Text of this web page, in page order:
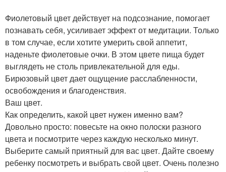
Фиолетовый цвет действует на подсознание, помогает
познавать себя, усиливает эффект от медитации. Только
в том случае, если хотите умерить свой аппетит,
наденьте фиолетовые очки. В этом цвете пища будет
выглядеть не столь привлекательной для еды.
Бирюзовый цвет дает ощущение расслабленности,
освобождения и благоденствия.
Ваш цвет.
Как определить, какой цвет нужен именно вам?
Довольно просто: повесьте на окно полоски разного
цвета и посмотрите через каждую несколько минут.
Выберите самый приятный для вас цвет. Дайте своему
ребенку посмотреть и выбрать свой цвет. Очень полезно